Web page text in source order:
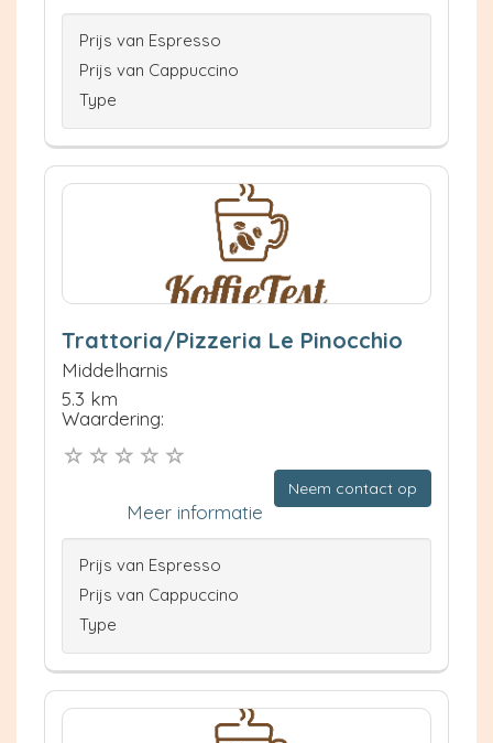
Prijs van Espresso
Prijs van Cappuccino
Type
Trattoria/Pizzeria Le Pinocchio
Middelharnis
5.3 km
Waardering:
Neem contact op
Meer informatie
Prijs van Espresso
Prijs van Cappuccino
Type